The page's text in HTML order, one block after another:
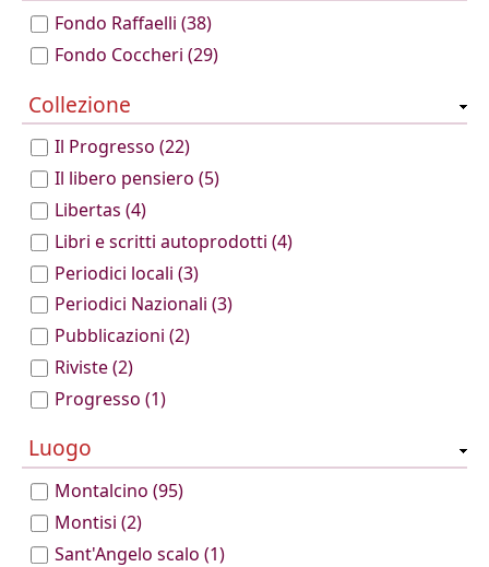
Fondo Raffaelli (38)
Fondo Coccheri (29)
Collezione
Il Progresso (22)
Il libero pensiero (5)
Libertas (4)
Libri e scritti autoprodotti (4)
Periodici locali (3)
Periodici Nazionali (3)
Pubblicazioni (2)
Riviste(2)
Progresso (1)
Luogo
Montalcino (95)
Montisi (2)
Sant'Angelo scalo (1)